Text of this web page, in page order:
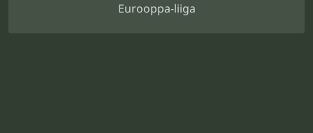
Eurooppa-liiga